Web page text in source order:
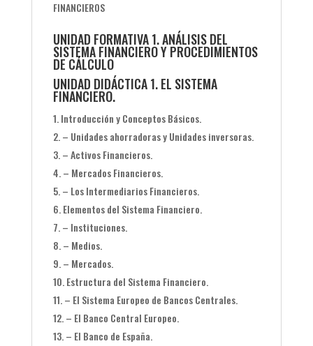
FINANCIEROS
UNIDAD FORMATIVA 1. ANÁLISIS DEL
SISTEMA FINANCIERO Y PROCEDIMIENTOS
DE CÁLCULO
UNIDAD DIDÁCTICA 1. EL SISTEMA
FINANCIERO.
Introducción y Conceptos Básicos.
– Unidades ahorradoras y Unidades inversoras.
– Activos Financieros.
– Mercados Financieros.
– Los Intermediarios Financieros.
Elementos del Sistema Financiero.
– Instituciones.
– Medios.
– Mercados.
Estructura del Sistema Financiero.
– El Sistema Europeo de Bancos Centrales.
– El Banco Central Europeo.
– El Banco de España.